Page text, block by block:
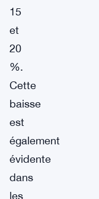
15
et
20
%.
Cette
baisse
est
également
évidente
dans
les